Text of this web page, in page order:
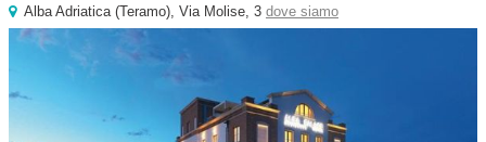
Alba Adriatica(Teramo), Via Molise, 3 dove siamo